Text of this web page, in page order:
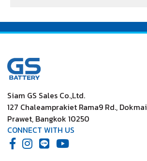
Siam GS Sales Co.,Ltd.
127 Chaleamprakiet Rama9 Rd., Dokmai
Prawet, Bangkok 10250
CONNECT WITH US